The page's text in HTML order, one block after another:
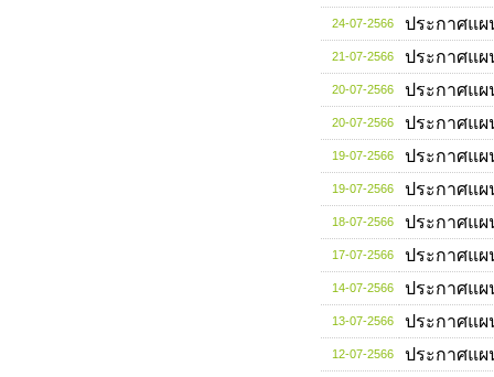
24-07-2566 ประกาศแผ
21-07-2566 ประกาศแผ
20-07-2566 ประกาศแผ
20-07-2566 ประกาศแผ
19-07-2566 ประกาศแผ
19-07-2566 ประกาศแผ
18-07-2566 ประกาศแผ
17-07-2566 ประกาศแผ
14-07-2566 ประกาศแผ
13-07-2566 ประกาศแผ
12-07-2566 ประกาศแผ